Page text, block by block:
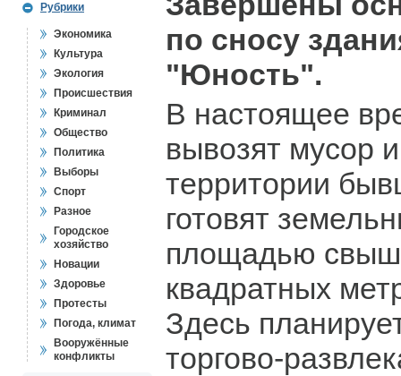
Рубрики
Экономика
Культура
Экология
Происшествия
Криминал
Общество
Политика
Выборы
Спорт
Разное
Городское
хозяйство
Новации
Здоровье
Протесты
Погода, климат
Вооружённые
конфликты
по сносу
"Юность".
В настоящее
вывозят мусор
территории
готовят
площадью
квадратных
Здесь
торгово-